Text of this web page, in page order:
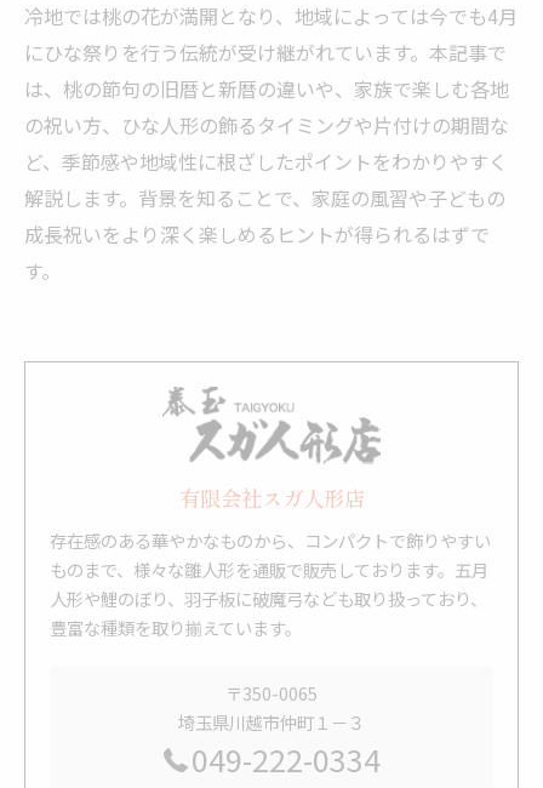
冷地では桃の花が満開となり、地域によっては今でも4月
にひな祭りを行う伝統が受け継がれています。本記事で
は、桃の節句の旧暦と新暦の違いや、家族で楽しむ各地
の祝い方、ひな人形の飾るタイミングや片付けの期間な
ど、季節感や地域性に根ざしたポイントをわかりやすく
解説します。背景を知ることで、家庭の風習や子どもの
成長祝いをより深く楽しめるヒントが得られるはずで
す。
有限会社スガ人形店
存在感のある華やかなものから、コンパクトで飾りやすい
ものまで、様々な雛人形を通販で販売しております。五月
人形や鯉のぼり、羽子板に破魔弓なども取り扱っており、
豊富な種類を取り揃えています。
〒350-0065
埼玉県川越市仲町１－３
049-222-0334